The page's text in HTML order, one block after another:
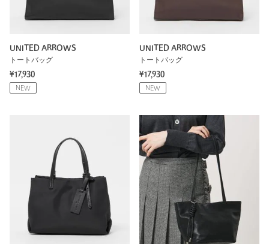
UNITED ARROWS
トートバッグ
¥17,930
NEW
UNITED ARROWS
トートバッグ
¥17,930
NEW